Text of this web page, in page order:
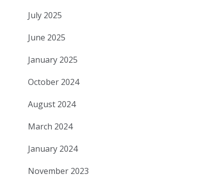
July 2025
June 2025
January 2025
October 2024
August 2024
March 2024
January 2024
November 2023